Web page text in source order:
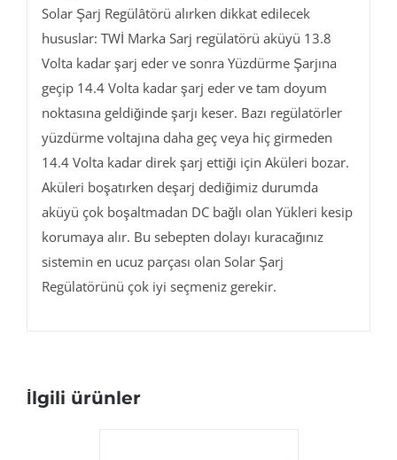
Solar Şarj Regülâtörü alırken dikkat edilecek
hususlar: TWİ Marka Sarj regülatörü aküyü 13.8
Volta kadar şarj eder ve sonra Yüzdürme Şarjına
geçip 14.4 Volta kadar şarj eder ve tam doyum
noktasına geldiğinde şarjı keser. Bazı regülatörler
yüzdürme voltajına daha geç veya hiç girmeden
14.4 Volta kadar direk şarj ettiği için Aküleri bozar.
Aküleri boşatırken deşarj dediğimiz durumda
aküyü çok boşaltmadan DC bağlı olan Yükleri kesip
korumaya alır. Bu sebepten dolayı kuracağınız
sistemin en ucuz parçası olan Solar Şarj
Regülatörünü çok iyi seçmeniz gerekir.
İlgili ürünler